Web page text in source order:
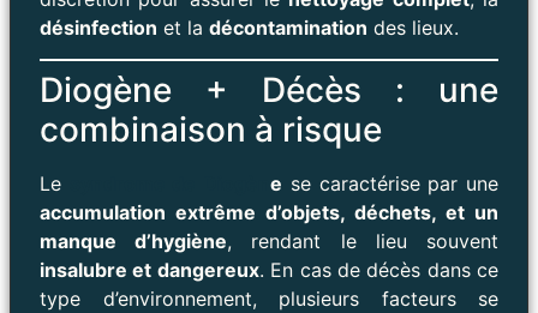
désinfection et la décontamination des lieux.
Diogène + Décès : une
combinaison à risque
Le syndrome de Diogène se caractérise par une
accumulation extrême d’objets, déchets, et un
manque d’hygiène, rendant le lieu souvent
insalubre et dangereux. En cas de décès dans ce
type d’environnement, plusieurs facteurs se